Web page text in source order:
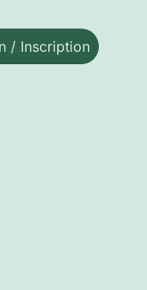
/ Inscription